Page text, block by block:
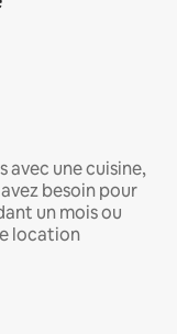
avec une cuisine,
besoin pour
un mois ou
location